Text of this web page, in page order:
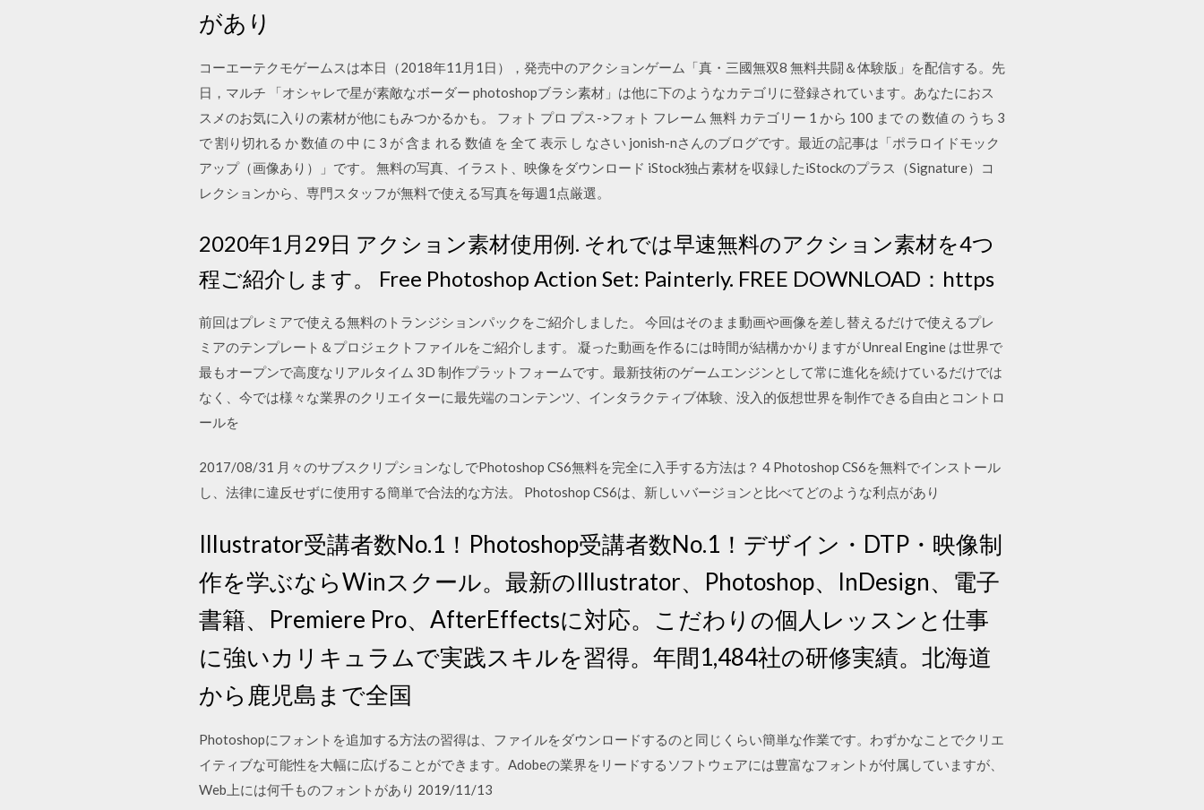
があり
コーエーテクモゲームスは本日（2018年11月1日），発売中のアクションゲーム「真・三國無双8 無料共闘＆体験版」を配信する。先
日，マルチ 「オシャレで星が素敵なボーダー photoshopブラシ素材」は他に下のようなカテゴリに登録されています。あなたにおス
スメのお気に入りの素材が他にもみつかるかも。 フォト プロ プス->フォト フレーム 無料 カテゴリー 1 から 100 まで の 数値 の うち 3
で 割り切れる か 数値 の 中 に 3 が 含ま れる 数値 を 全て 表示 し なさい jonish-nさんのブログです。最近の記事は「ポラロイドモック
アップ（画像あり）」です。 無料の写真、イラスト、映像をダウンロード iStock独占素材を収録したiStockのプラス（Signature）コ
レクションから、専門スタッフが無料で使える写真を毎週1点厳選。
2020年1月29日 アクション素材使用例. それでは早速無料のアクション素材を4つ
程ご紹介します。 Free Photoshop Action Set: Painterly. FREE DOWNLOAD：https
前回はプレミアで使える無料のトランジションパックをご紹介しました。 今回はそのまま動画や画像を差し替えるだけで使えるプレ
ミアのテンプレート＆プロジェクトファイルをご紹介します。 凝った動画を作るには時間が結構かかりますが Unreal Engine は世界で
最もオープンで高度なリアルタイム 3D 制作プラットフォームです。最新技術のゲームエンジンとして常に進化を続けているだけでは
なく、今では様々な業界のクリエイターに最先端のコンテンツ、インタラクティブ体験、没入的仮想世界を制作できる自由とコントロ
ールを
2017/08/31 月々のサブスクリプションなしでPhotoshop CS6無料を完全に入手する方法は？ 4 Photoshop CS6を無料でインストール
し、法律に違反せずに使用する簡単で合法的な方法。 Photoshop CS6は、新しいバージョンと比べてどのような利点があり
Illustrator受講者数No.1！Photoshop受講者数No.1！デザイン・DTP・映像制
作を学ぶならWinスクール。最新のIllustrator、Photoshop、InDesign、電子
書籍、Premiere Pro、AfterEffectsに対応。こだわりの個人レッスンと仕事
に強いカリキュラムで実践スキルを習得。年間1,484社の研修実績。北海道
から鹿児島まで全国
Photoshopにフォントを追加する方法の習得は、ファイルをダウンロードするのと同じくらい簡単な作業です。わずかなことでクリエ
イティブな可能性を大幅に広げることができます。Adobeの業界をリードするソフトウェアには豊富なフォントが付属していますが、
Web上には何千ものフォントがあり 2019/11/13